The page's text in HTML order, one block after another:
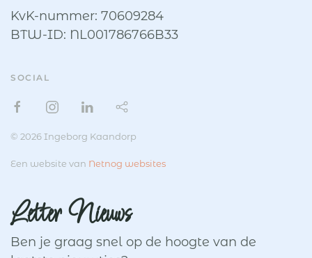
KvK-nummer: 70609284
BTW-ID: NL001786766B33
SOCIAL
© 2026 Ingeborg Kaandorp
Een website van Netnog websites
Letter Nieuws
Ben je graag snel op de hoogte van de